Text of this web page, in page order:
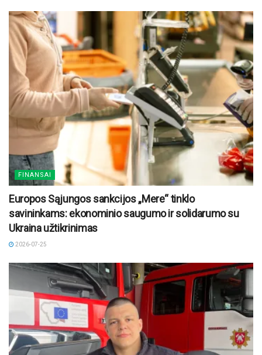
FINANSAI
Europos Sąjungos sankcijos „Mere“ tinklo
savininkams: ekonominio saugumo ir solidarumo su
Ukraina užtikrinimas
2026-07-25